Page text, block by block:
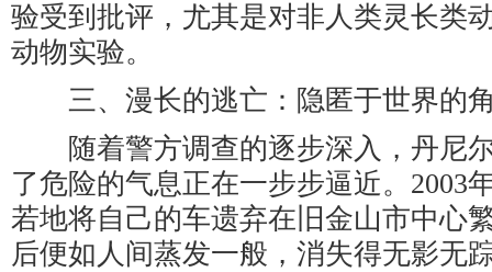
验受到批评，尤其是对非人类灵长类
动物实验。
三、漫长的逃亡：隐匿于世界的
随着警方调查的逐步深入，丹尼
了危险的气息正在一步步逼近。2003
若地将自己的车遗弃在旧金山市中心
后便如人间蒸发一般，消失得无影无